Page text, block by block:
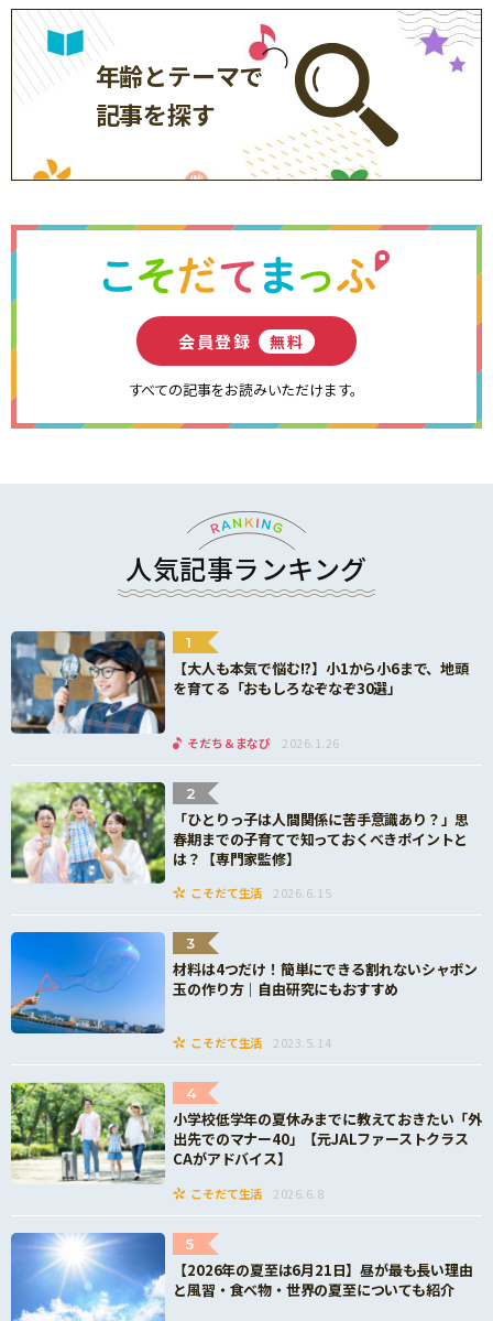
年齢とテーマで
記事を探す
会員登録 無料
すべての記事をお読みいただけます。
人気記事ランキング
1
【大人も本気で悩む!?】小1から小6まで、地頭
を育てる「おもしろなぞなぞ30選」
そだち＆まなび 2026.1.26
2
「ひとりっ子は人間関係に苦手意識あり？」思
春期までの子育てで知っておくべきポイントと
は？【専門家監修】
こそだて生活 2026.6.15
3
材料は4つだけ！簡単にできる割れないシャボン
玉の作り方｜自由研究にもおすすめ
こそだて生活 2023.5.14
4
小学校低学年の夏休みまでに教えておきたい「外
出先でのマナー40」【元JALファーストクラス
CAがアドバイス】
こそだて生活 2026.6.8
5
【2026年の夏至は6月21日】昼が最も長い理由
と風習・食べ物・世界の夏至についても紹介